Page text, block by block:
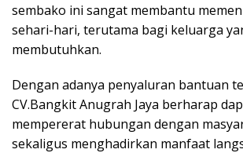
sembako ini sangat membantu
sehari-hari, terutama bagi keluarga
membutuhkan.
Dengan adanya penyaluran bantuan
CV.Bangkit Anugrah Jaya berharap
mempererat hubungan dengan
sekaligus menghadirkan manfaat